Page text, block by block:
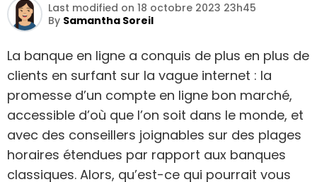
By Samantha Soreil
Last modified on 18 octobre 2023 23h45
La banque en ligne a conquis de plus en plus de
clients en surfant sur la vague internet : la
promesse d’un compte en ligne bon marché,
accessible d’où que l’on soit dans le monde, et
avec des conseillers joignables sur des plages
horaires étendues par rapport aux banques
classiques. Alors, qu’est-ce qui pourrait vous